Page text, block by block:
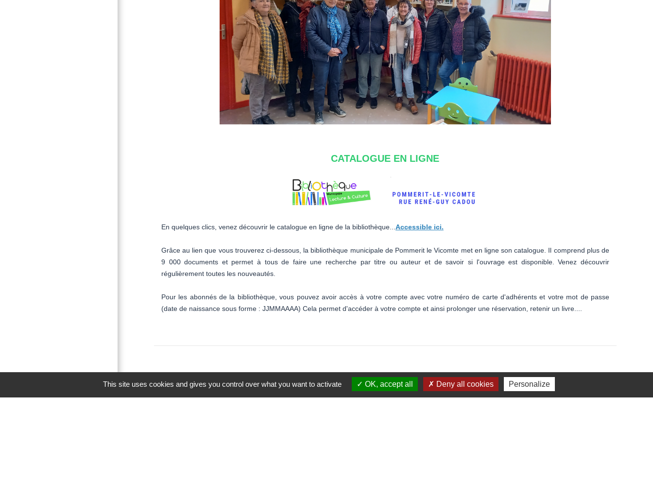
CATALOGUE EN LIGNE
En quelques clics, venez découvrir le catalogue en ligne de la bibliothèque...Accessible ici.
Grâce au lien que vous trouverez ci-dessous, la bibliothèque municipale de Pommerit le Vicomte met en ligne son catalogue. Il comprend plus de
9 000 documents et permet à tous de faire une recherche par titre ou auteur et de savoir si l'ouvrage est disponible. Venez découvrir
régulièrement toutes les nouveautés.
Pour les abonnés de la bibliothèque, vous pouvez avoir accès à votre compte avec votre numéro de carte d'adhérents et votre mot de passe
(date de naissance sous forme : JJMMAAAA) Cela permet d'accéder à votre compte et ainsi prolonger une réservation, retenir un livre....
This site uses cookies and gives you control over what you want to activate OK, accept all Deny all cookies Personalize